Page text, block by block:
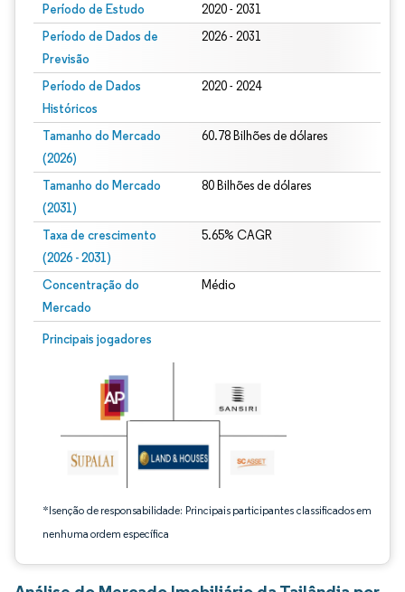
Período de Estudo 2020 - 2031
Período de Dados de
Previsão
2026 - 2031
Período de Dados
Históricos
2020 - 2024
Tamanho do Mercado
(2026)
60.78 Bilhões de dólares
Tamanho do Mercado
(2031)
80 Bilhões de dólares
Taxa de crescimento
(2026 - 2031)
5.65% CAGR
Concentração do
Mercado
Médio
Principais jogadores
*Isenção de responsabilidade: Principais participantes classificados em
nenhuma ordem específica
Imagem © Mordor Intelligence. O reuso requer atribuição conforme CC BY 4.0.